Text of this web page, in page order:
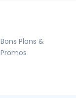
Bons Plans &
Promos